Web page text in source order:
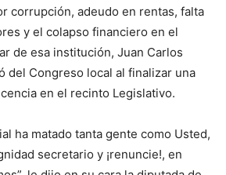
corrupción, adeudo en rentas, falta
y el colapso financiero en el
de esa institución, Juan Carlos
del Congreso local al finalizar una
en el recinto Legislativo.
ha matado tanta gente como Usted,
secretario y ¡renuncie!, en